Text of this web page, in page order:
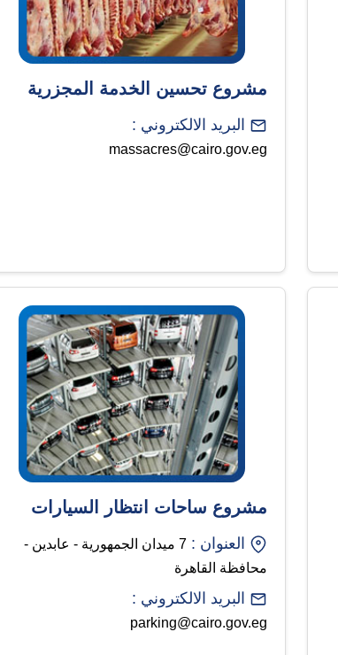
مشروع تحسين الخدمة المجزرية
البريد الالكتروني :
massacres@cairo.gov.eg
مشروع ساحات انتظار السيارات
العنوان :
7 ميدان الجمهورية - عابدين -
محافظة القاهرة
البريد الالكتروني :
parking@cairo.gov.eg